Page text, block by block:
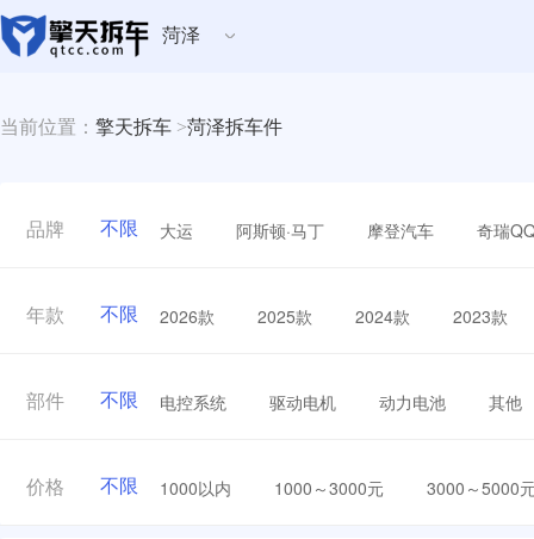
菏泽
当前位置： 擎天拆车 >菏泽拆车件
品牌 不限 大运 阿斯顿·马丁 摩登汽车 奇瑞
年款 不限 2026款 2025款 2024款 2023款
部件 不限 电控系统 驱动电机 动力电池 其他
价格 不限 1000以内 1000～3000元 3000～5000